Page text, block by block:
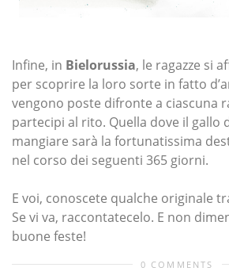
Infine, in Bielorussia, le ragazze si
per scoprire la loro sorte in fatto
vengono poste difronte a ciascuna
partecipi al rito. Quella dove il gallo
mangiare sarà la fortunatissima
nel corso dei seguenti 365 giorni.
E voi, conoscete qualche originale
Se vi va, raccontatecelo. E non
buone feste!
0 COMMENTS